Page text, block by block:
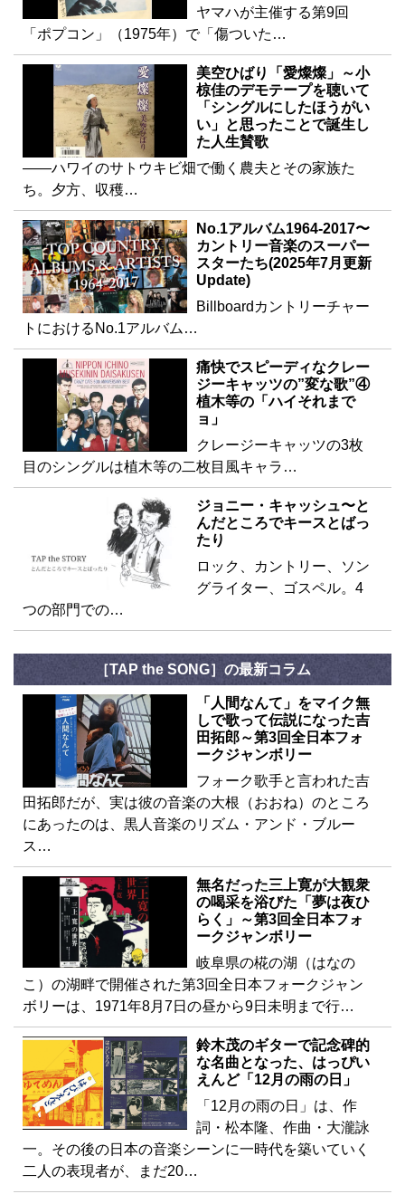
ヤマハが主催する第9回
「ポプコン」（1975年）で「傷ついた…
美空ひばり「愛燦燦」～小
椋佳のデモテープを聴いて
「シングルにしたほうがい
い」と思ったことで誕生し
た人生賛歌
――ハワイのサトウキビ畑で働く農夫とその家族た
ち。夕方、収穫…
No.1アルバム1964-2017〜
カントリー音楽のスーパー
スターたち(2025年7月更新
Update)
Billboardカントリーチャー
トにおけるNo.1アルバム…
痛快でスピーディなクレー
ジーキャッツの”変な歌”④
植木等の「ハイそれまで
ョ」
クレージーキャッツの3枚
目のシングルは植木等の二枚目風キャラ…
ジョニー・キャッシュ〜と
んだところでキースとばっ
たり
ロック、カントリー、ソン
グライター、ゴスペル。4
つの部門での…
［TAP the SONG］の最新コラム
「人間なんて」をマイク無
しで歌って伝説になった吉
田拓郎～第3回全日本フォ
ークジャンボリー
フォーク歌手と言われた吉
田拓郎だが、実は彼の音楽の大根（おおね）のところ
にあったのは、黒人音楽のリズム・アンド・ブルー
ス…
無名だった三上寛が大観衆
の喝采を浴びた「夢は夜ひ
らく」～第3回全日本フォ
ークジャンボリー
岐阜県の椛の湖（はなの
こ）の湖畔で開催された第3回全日本フォークジャン
ボリーは、1971年8月7日の昼から9日未明まで行…
鈴木茂のギターで記念碑的
な名曲となった、はっぴい
えんど「12月の雨の日」
「12月の雨の日」は、作
詞・松本隆、作曲・大瀧詠
一。その後の日本の音楽シーンに一時代を築いていく
二人の表現者が、まだ20…